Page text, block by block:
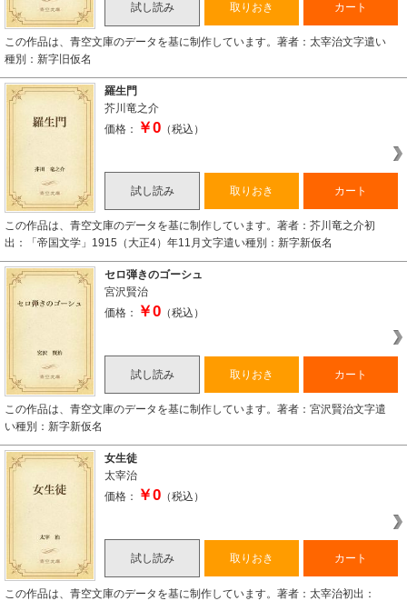
試し読み 取りおき カート
この作品は、青空文庫のデータを基に制作しています。著者：太宰治文字遣い
種別：新字旧仮名
羅生門
芥川竜之介
価格：
￥0 （税込）
試し読み 取りおき カート
この作品は、青空文庫のデータを基に制作しています。著者：芥川竜之介初
出：「帝国文学」1915（大正4）年11月文字遣い種別：新字新仮名
セロ弾きのゴーシュ
宮沢賢治
価格：
￥0 （税込）
試し読み 取りおき カート
この作品は、青空文庫のデータを基に制作しています。著者：宮沢賢治文字遣
い種別：新字新仮名
女生徒
太宰治
価格：
￥0 （税込）
試し読み 取りおき カート
この作品は、青空文庫のデータを基に制作しています。著者：太宰治初出：